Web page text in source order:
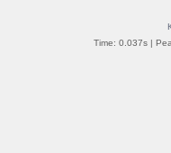
Time: 0.037s |